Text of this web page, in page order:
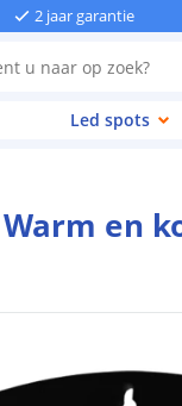
2 jaar garantie
Led spots
en